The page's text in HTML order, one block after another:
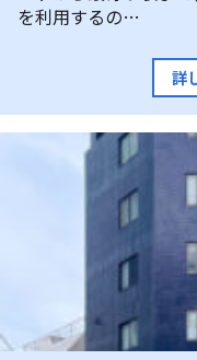
を利用するの…
詳